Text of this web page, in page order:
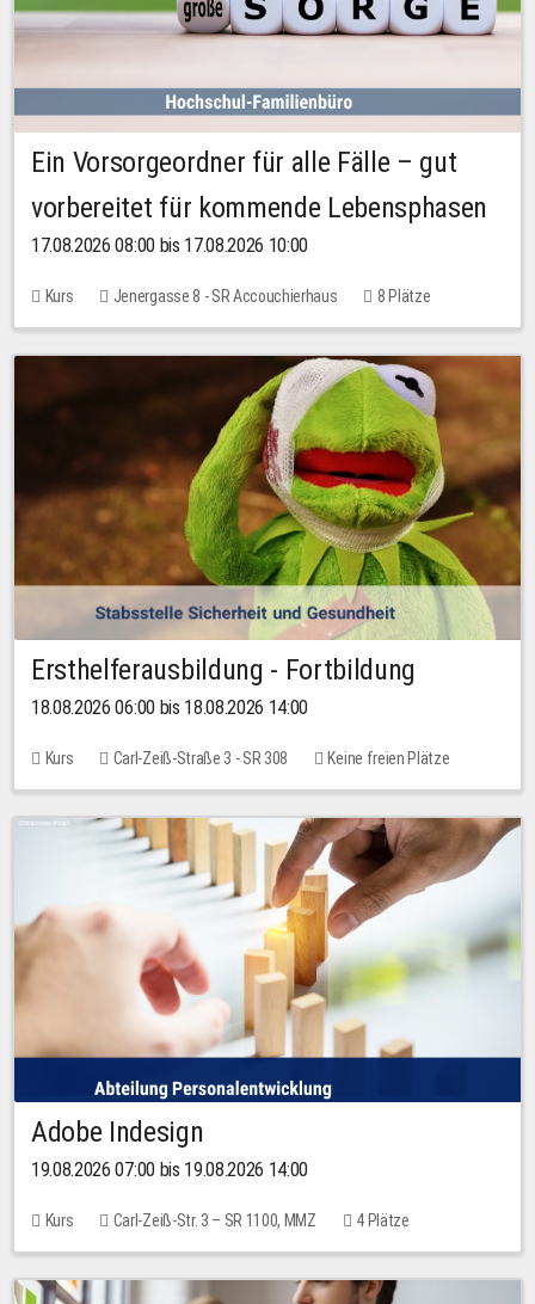
Ein Vorsorgeordner für alle Fälle – gut
vorbereitet für kommende Lebensphasen
17.08.2026 08:00 bis 17.08.2026 10:00
Kurs Jenergasse 8 - SR Accouchierhaus 8 Plätze
Ersthelferausbildung - Fortbildung
18.08.2026 06:00 bis 18.08.2026 14:00
Kurs Carl-Zeiß-Straße 3 - SR 308 Keine freien Plätze
Adobe Indesign
19.08.2026 07:00 bis 19.08.2026 14:00
Kurs Carl-Zeiß-Str. 3 – SR 1100, MMZ 4 Plätze